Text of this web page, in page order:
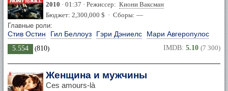
2010 · 01:37 · Режиссер: Киони Ваксман
Бюджет: 2,300,000 $ · Сборы: —
Главные роли:
Стив Остин Гил Беллоуз Гэри Дэниелс Мари Авгеропулос
5.554 (810) IMDB: 5.10 (7 300)
Женщина и мужчины
Ces amours-là